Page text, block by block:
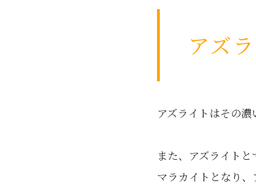
アズ
アズライトはその
また、アズライト
マラカイトとなり、